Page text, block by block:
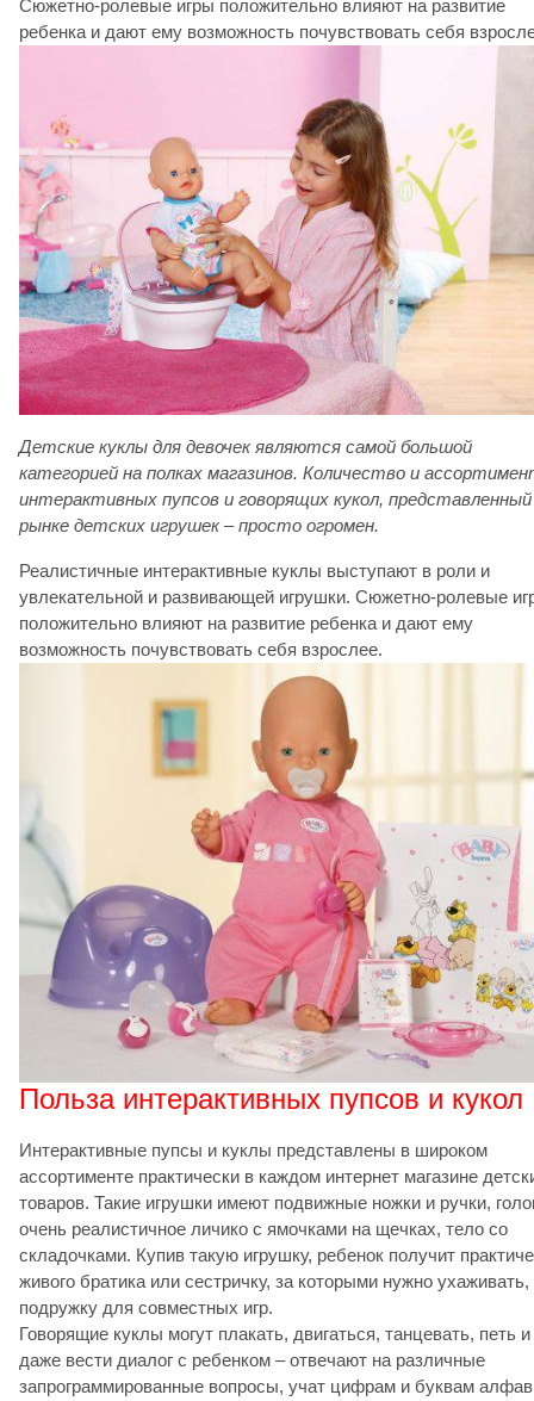
Сюжетно-ролевые игры положительно влияют на развитие
ребенка и дают ему возможность почувствовать себя
Детские куклы для девочек являются самой большой
категорией на полках магазинов. Количество и
интерактивных пупсов и говорящих кукол, представленный
рынке детских игрушек – просто огромен.
Реалистичные интерактивные куклы выступают в роли и
увлекательной и развивающей игрушки. Сюжетно-ролевые
положительно влияют на развитие ребенка и дают ему
возможность почувствовать себя взрослее.
Польза интерактивных пупсов и кукол
Интерактивные пупсы и куклы представлены в широком
ассортименте практически в каждом интернет магазине
товаров. Такие игрушки имеют подвижные ножки и ручки,
очень реалистичное личико с ямочками на щечках, тело со
складочками. Купив такую игрушку, ребенок получит
живого братика или сестричку, за которыми нужно
подружку для совместных игр.
Говорящие куклы могут плакать, двигаться, танцевать, петь и
даже вести диалог с ребенком – отвечают на различные
запрограммированные вопросы, учат цифрам и буквам